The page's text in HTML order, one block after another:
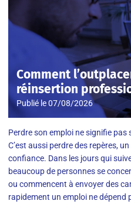
Comment
réinsertion
Publié le07/08/2026
Perdre son emploi ne signifie
C’est aussi perdre des repères,
confiance. Dans les jours qui
beaucoup de personnes se
ou commencent à envoyer des
rapidement un emploi ne dépend